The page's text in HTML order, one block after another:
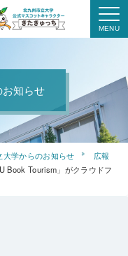
知らせ
大学からのお知らせ
広報
Book Tourism」がクラウドフ